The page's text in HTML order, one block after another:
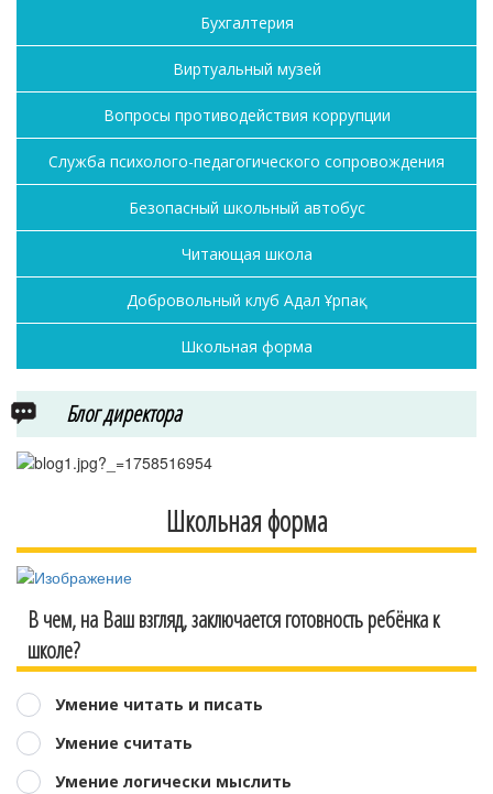
Бухгалтерия
Виртуальный музей
Вопросы противодействия коррупции
Служба психолого-педагогического сопровождения
Безопасный школьный автобус
Читающая школа
Добровольный клуб Адал Ұрпақ
Школьная форма
Блог директора
Школьная форма
В чем, на Ваш взгляд, заключается готовность ребёнка к
школе?
Умение читать и писать
Умение считать
Умение логически мыслить